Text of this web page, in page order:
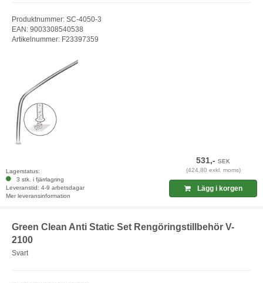
Produktnummer: SC-4050-3
EAN: 9003308540538
Artikelnummer: F23397359
Lagerstatus:
3 stk. i fjärrlagring
Leveranstid: 4-9 arbetsdagar
Mer leveransinformation
531,-SEK
(424,80 exkl. moms)
Lägg i korgen
Green Clean Anti Static Set Rengöringstillbehör V-
2100
Svart